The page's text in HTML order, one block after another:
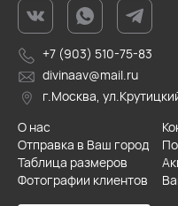
+7 (903) 510-75-83
divinaav@mail.ru
г.Москва,
О нас
Отправка в Ваш город
Таблица размеров
Фотографии клиентов